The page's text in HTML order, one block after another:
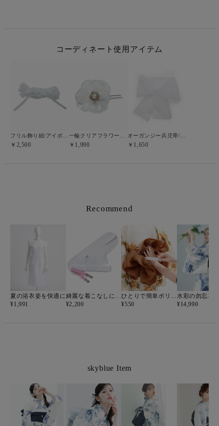
コーディネート使用アイテム
￥2,500 ￥1,990 ￥1,650
Recommend
夏の浴衣姿を快適に
¥1,991
綺麗な着こなしに必須◎
¥2,200
ひとりで簡単ボリュームアップ！
¥550
水彩の勿忘草
¥14,990
skyblue Item